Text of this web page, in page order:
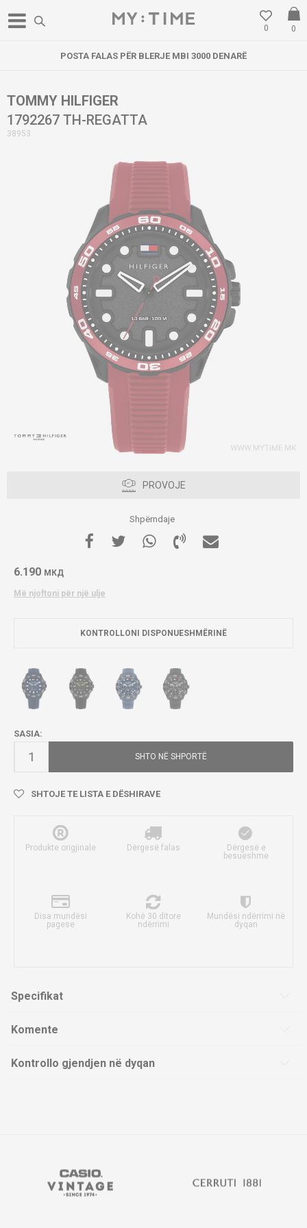
0
0
POSTA FALAS PËR BLERJE MBI 3000 DENARË
TOMMY HILFIGER
1792267 TH-REGATTA
38953
PROVOJE
Shpërndaje
6.190 МКД
Më njoftoni për një ulje
KONTROLLONI DISPONUESHMËRINË
SASIA:
SHTO NË SHPORTË
SHTOJE TE LISTA E DËSHIRAVE
Produkte origjinale Dërgesë falas
Dërgesë e
besueshme
Disa mundësi
pagese
Kohë 30 ditore
ndërrimi
Mundësi ndërrimi në
dyqan
Specifikat
Komente
Kontrollo gjendjen në dyqan